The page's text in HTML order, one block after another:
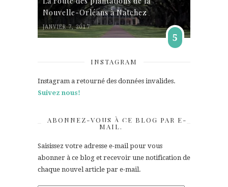
Nouvelle-Orléans à Natchez
JANVIER 7, 2017
5
INSTAGRAM
Instagram a retourné des données invalides.
Suivez nous!
ABONNEZ-VOUS À CE BLOG PAR E-
MAIL.
Saisissez votre adresse e-mail pour vous
abonner à ce blog et recevoir une notification de
chaque nouvel article par e-mail.